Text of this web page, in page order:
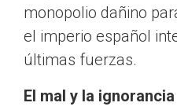
monopolio dañino
el imperio español
últimas fuerzas.
El mal y la ignorancia